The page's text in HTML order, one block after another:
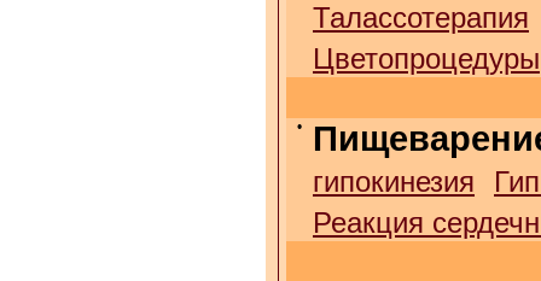
Талассотерапия
Цветопроцедуры
•
гипокинезия
Реакция